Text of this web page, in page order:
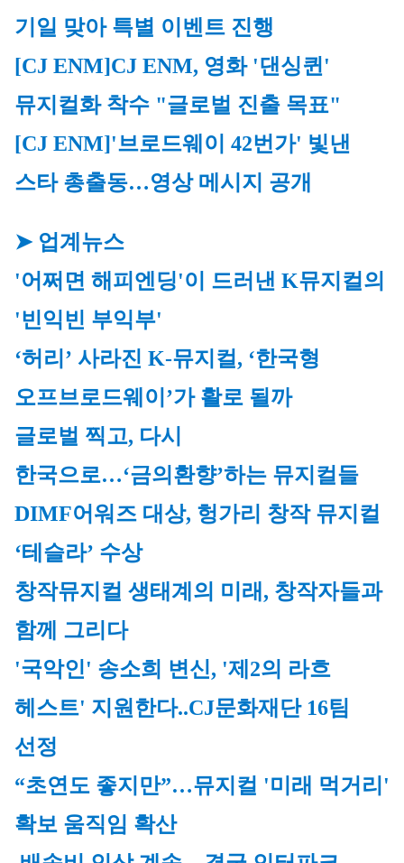
기일 맞아 특별 이벤트 진행
[CJ ENM]CJ ENM, 영화 '댄싱퀸'
뮤지컬화 착수 "글로벌 진출 목표"
[CJ ENM]'브로드웨이 42번가' 빛낸
스타 총출동…영상 메시지 공개
➤ 업계뉴스
'어쩌면 해피엔딩'이 드러낸 K뮤지컬의
'빈익빈 부익부'
‘허리’ 사라진 K-뮤지컬, ‘한국형
오프브로드웨이’가 활로 될까
글로벌 찍고, 다시
한국으로…‘금의환향’하는 뮤지컬들
DIMF어워즈 대상, 헝가리 창작 뮤지컬
‘테슬라’ 수상
창작뮤지컬 생태계의 미래, 창작자들과
함께 그리다
'국악인' 송소희 변신, '제2의 라흐
헤스트' 지원한다..CJ문화재단 16팀
선정
“초연도 좋지만”…뮤지컬 '미래 먹거리'
확보 움직임 확산